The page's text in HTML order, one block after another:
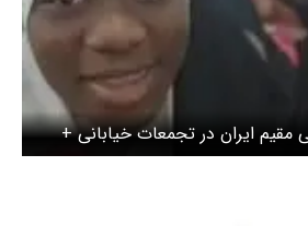
مقیم ایران در تجمعات خیابانی +